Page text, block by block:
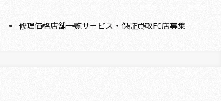
修理価格店舗一覧サービス・保証買取FC店募集